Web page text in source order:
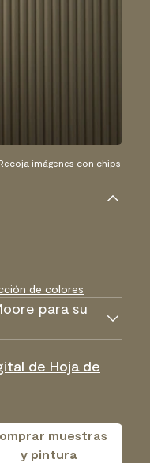
imágenes con chips
de colores
para su
de Hoja de
muestras
y pintura